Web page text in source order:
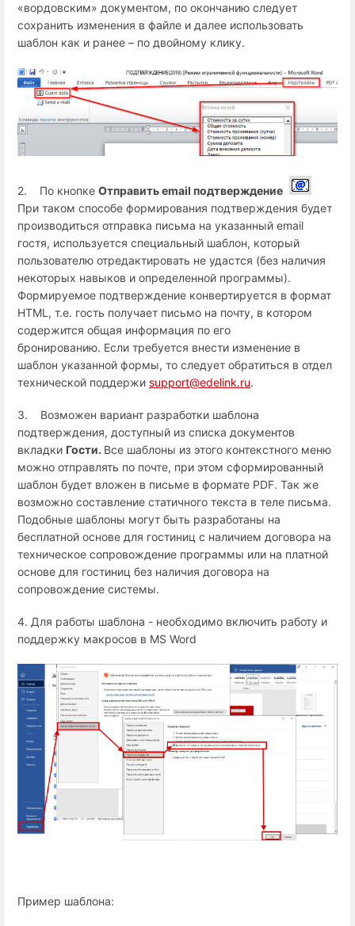
«вордовским» документом, по окончанию следует
сохранить изменения в файле и далее использовать
шаблон как и ранее – по двойному клику.
2. По кнопке Отправить email подтверждение
При таком способе формирования подтверждения будет
производиться отправка письма на указанный email
гостя, используется специальный шаблон, который
пользователю отредактировать не удастся (без наличия
некоторых навыков и определенной программы).
Формируемое подтверждение конвертируется в формат
HTML, т.е. гость получает письмо на почту, в котором
содержится общая информация по его
бронированию. Если требуется внести изменение в
шаблон указанной формы, то следует обратиться в отдел
технической поддержи support@edelink.ru.
3. Возможен вариант разработки шаблона
подтверждения, доступный из списка документов
вкладки Гости. Все шаблоны из этого контекстного меню
можно отправлять по почте, при этом сформированный
шаблон будет вложен в письме в формате PDF. Так же
возможно составление статичного текста в теле письма.
Подобные шаблоны могут быть разработаны на
бесплатной основе для гостиниц с наличием договора на
техническое сопровождение программы или на платной
основе для гостиниц без наличия договора на
сопровождение системы.
4. Для работы шаблона - необходимо включить работу и
поддержку макросов в MS Word
Пример шаблона: